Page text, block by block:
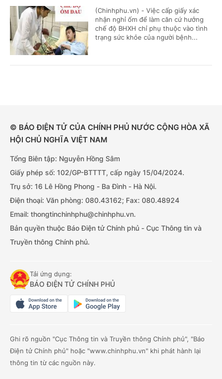
(Chinhphu.vn) - Việc cấp giấy xác
nhận nghỉ ốm để làm căn cứ hưởng
chế độ BHXH chỉ phụ thuộc vào tình
trạng sức khỏe của người bệnh...
© BÁO ĐIỆN TỬ CỦA CHÍNH PHỦ NƯỚC CỘNG HÒA XÃ
HỘI CHỦ NGHĨA VIỆT NAM
Tổng Biên tập: Nguyễn Hồng Sâm
Giấy phép số: 102/GP-BTTTT, cấp ngày 15/04/2024.
Trụ sở: 16 Lê Hồng Phong - Ba Đình - Hà Nội.
Điện thoại: Văn phòng: 080.43162; Fax: 080.48924
Email: thongtinchinhphu@chinhphu.vn.
Bản quyền thuộc Báo Điện tử Chính phủ - Cục Thông tin và
Truyền thông Chính phủ.
Tải ứng dụng:
BÁO ĐIỆN TỬ CHÍNH PHỦ
Ghi rõ nguồn "Cục Thông tin và Truyền thông Chính phủ", "Báo
Điện tử Chính phủ" hoặc "www.chinhphu.vn" khi phát hành lại
thông tin từ các nguồn này.